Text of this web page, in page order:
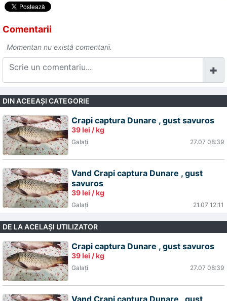
Comentarii
Momentan nu există comentarii.
DIN ACEEAŞI CATEGORIE
Crapi captura Dunare , gust savuros
39 lei / kg
Galaţi 27.07 08:39
Vand Crapi captura Dunare , gust
savuros
39 lei / kg
Galaţi 21.07 12:11
DE LA ACELAŞI UTILIZATOR
Crapi captura Dunare , gust savuros
39 lei / kg
Galaţi 27.07 08:39
Vand Crapi captura Dunare , gust